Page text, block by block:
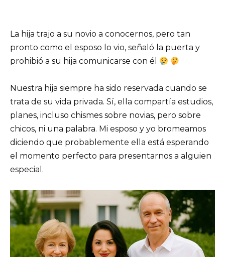
La hija trajo a su novio a conocernos, pero tan
pronto como el esposo lo vio, señaló la puerta y
prohibió a su hija comunicarse con él
Nuestra hija siempre ha sido reservada cuando se
trata de su vida privada. Sí, ella compartía estudios,
planes, incluso chismes sobre novias, pero sobre
chicos, ni una palabra. Mi esposo y yo bromeamos
diciendo que probablemente ella está esperando
el momento perfecto para presentarnos a alguien
especial.